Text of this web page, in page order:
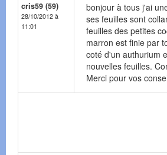
cris59 (59)
28/10/2012 à
11:01
bonjour à tous j'ai
ses feuilles sont
feuilles des petites
marron est finie par
coté d'un authurium
nouvelles feuilles.
Merci pour vos